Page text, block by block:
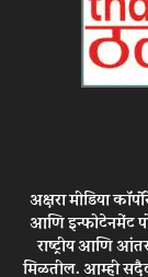
अक्षरा मीडिया
आणि इन्फोटेनमेंट
राष्ट्रीय आणि
मिळतील. आम्ही सदैव